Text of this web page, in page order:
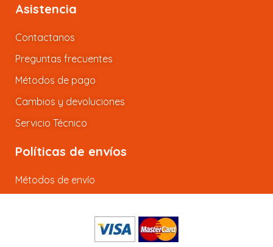
Asistencia
Contactanos
Preguntas frecuentes
Métodos de pago
Cambios y devoluciones
Servicio Técnico
Políticas de envíos
Métodos de envío